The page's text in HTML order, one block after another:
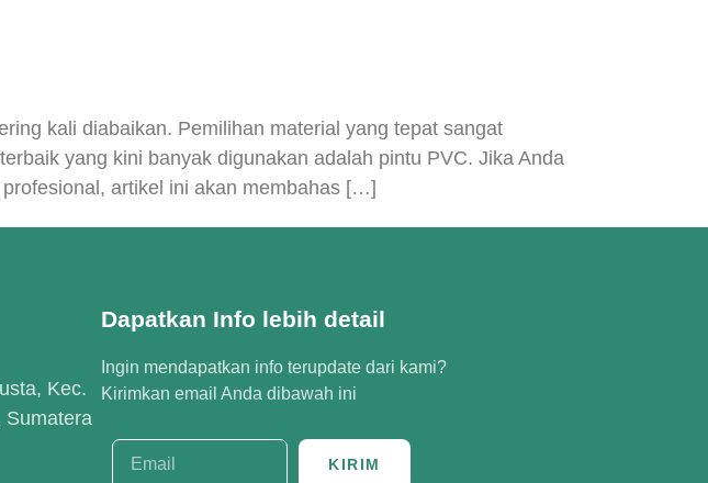
kali diabaikan. Pemilihan material yang tepat sangat
yang kini banyak digunakan adalah pintu PVC. Jika Anda
artikel ini akan membahas […]
Kec.
Sumatera
Dapatkan Info lebih detail
Ingin mendapatkan info terupdate dari kami?
Kirimkan email Anda dibawah ini
KIRIM